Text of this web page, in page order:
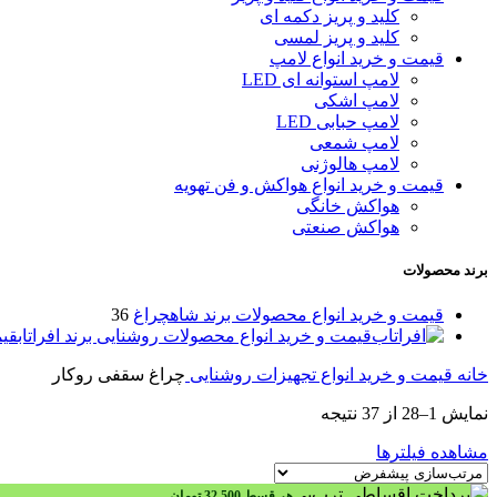
کلید و پریز دکمه‌ ای
کلید و پریز لمسی
قیمت و خرید انواع لامپ
لامپ استوانه ای LED
لامپ اشکی
لامپ حبابی LED
لامپ شمعی
لامپ هالوژنی
قیمت و خرید انواع هواکش و فن تهویه
هواکش خانگی
هواکش صنعتی
برند محصولات
قیمت و خرید انواع محصولات برند شاهچراغ 36
قیمت و خرید انواع محصولات روشنایی برند افراتاب
خانه قیمت و خرید انواع تجهیزات روشنایی چراغ سقفی روکار
نمایش 1–28 از 37 نتیجه
مشاهده فیلترها